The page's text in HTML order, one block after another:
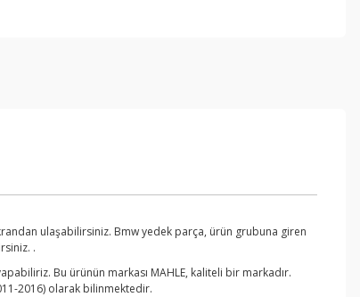
ulaşabilirsiniz. Bmw yedek parça, ürün grubuna giren
.
Bu ürünün markası MAHLE, kaliteli bir markadır.
2016) olarak bilinmektedir.